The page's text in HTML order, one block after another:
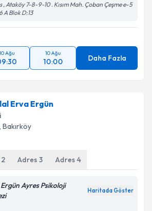
, Ataköy 7-8-9-10 . Kısım Mah. Çoban Çeşme e-5
A Blok D:13
Ağu 10 Ağu
10:00 Daha Fazla
Erva Ergün
, Bakırköy
2 Adres 3 Adres 4
Ayres Psikoloji
Haritada Göster